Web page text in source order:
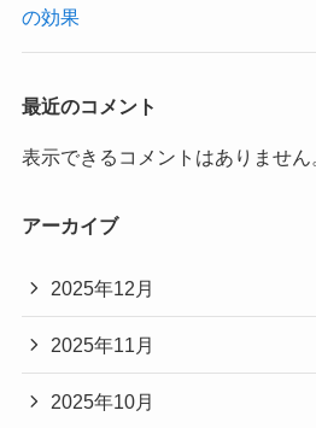
の効果
最近のコメント
表示できるコメントはありません
アーカイブ
2025年12月
2025年11月
2025年10月